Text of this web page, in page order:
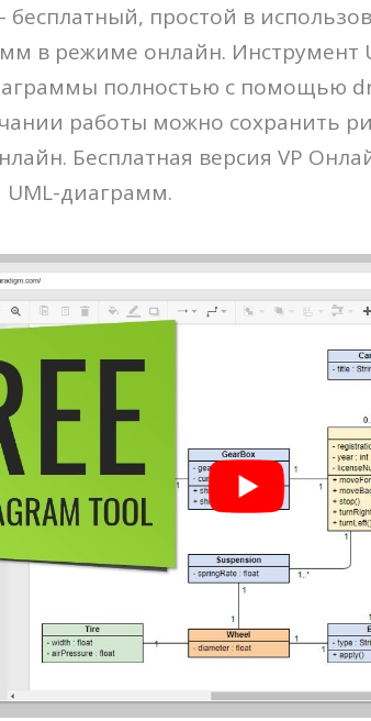
простой в
в режиме онлайн. Инструмент
полностью с помощью
работы можно сохранить
Бесплатная версия VP
диаграмм.